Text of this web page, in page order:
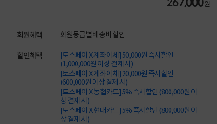
원
회원혜택 회원등급별 배송비 할인
할인혜택
[토스페이 X 계좌이체] 50,000원 즉시할인
(1,000,000원 이상 결제 시)
[토스페이 X 계좌이체] 20,000원 즉시할인
(600,000원 이상 결제 시)
[토스페이 X 농협카드] 5% 즉시할인 (800,000원 이
상 결제 시)
[토스페이 X 현대카드] 5% 즉시할인 (800,000원 이
상 결제 시)